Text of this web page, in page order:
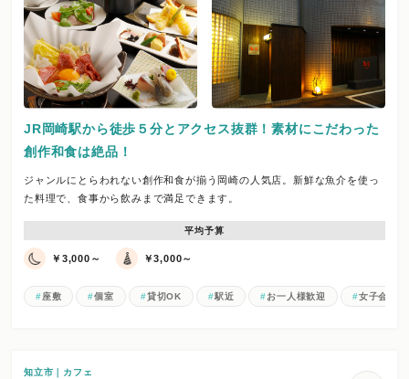
JR岡崎駅から徒歩５分とアクセス抜群！素材にこだわった
創作和食は絶品！
ジャンルにとらわれない創作和食が揃う岡崎の人気店。新鮮な魚介を使っ
た料理で、食事から飲みまで満足できます。
平均予算
￥3,000～ ￥3,000～
座敷 個室 貸切OK 駅近 お一人様歓迎 女子会
知立市｜カフェ